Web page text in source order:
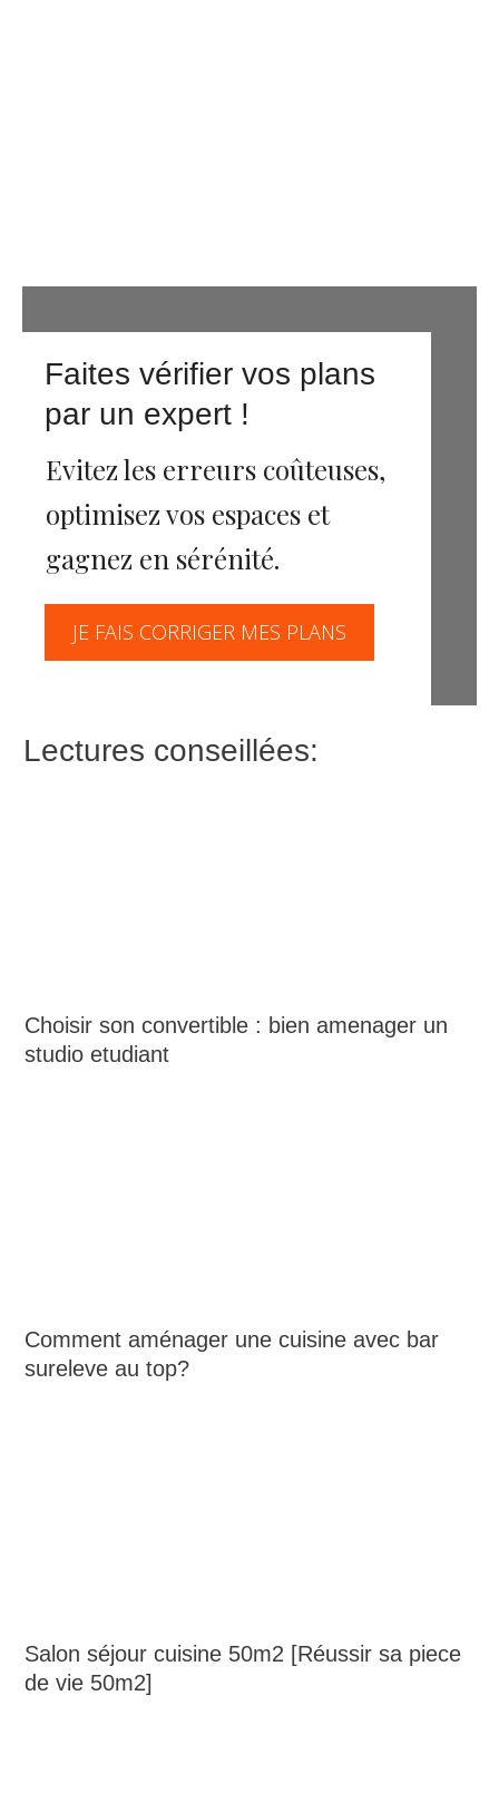
Faites vérifier vos plans
par un expert !
Evitez les erreurs coûteuses,
optimisez vos espaces et
gagnez en sérénité.
JE FAIS CORRIGER MES PLANS
Lectures conseillées:
Choisir son convertible : bien amenager un
studio etudiant
Comment aménager une cuisine avec bar
sureleve au top?
Salon séjour cuisine 50m2 [Réussir sa piece
de vie 50m2]